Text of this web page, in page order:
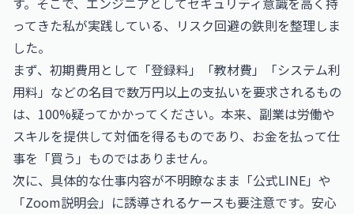
ってきた私が実践している、リスク回避の鉄則を整理しま
した。
まず、初期費用として「登録料」「教材費」「システム利
用料」などの名目で数万円以上の支払いを要求されるもの
は、100%疑ってかかってください。本来、副業は労働や
スキルを提供して対価を得るものであり、お金を払って仕
事を「買う」ものではありません。
次に、具体的な仕事内容が不明瞭なまま「公式LINE」や
「Zoom説明会」に誘導されるケースも要注意です。安心